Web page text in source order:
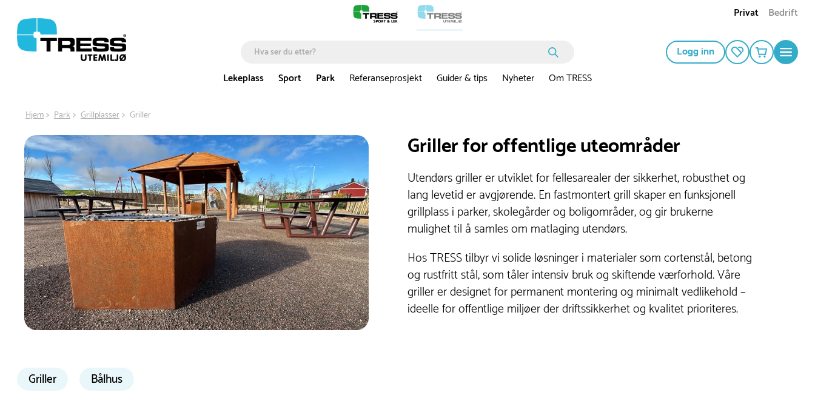
Privat Bedrift
Logg inn
Lekeplass
Sport Park Referanseprosjekt Guider & tips Nyheter Om TRESS
Hjem Park Grillplasser Griller
Griller for offentlige uteområder
Utendørs griller er utviklet for fellesarealer der sikkerhet, robusthet og
lang levetid er avgjørende. En fastmontert grill skaper en funksjonell
grillplass i parker, skolegårder og boligområder, og gir brukerne
mulighet til å samles om matlaging utendørs.
Hos TRESS tilbyr vi solide løsninger i materialer som cortenstål, betong
og rustfritt stål, som tåler intensiv bruk og skiftende værforhold. Våre
griller er designet for permanent montering og minimalt vedlikehold –
ideelle for offentlige miljøer der driftssikkerhet og kvalitet prioriteres.
Griller Bålhus